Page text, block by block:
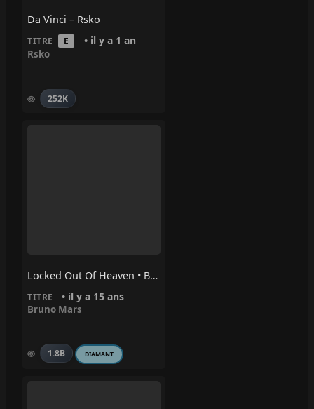
Da Vinci – Rsko
TITRE E • il y a 1 an
Rsko
252K
Locked Out Of Heaven • Bruno Mars
TITRE • il y a 15 ans
Bruno Mars
1.8B DIAMANT